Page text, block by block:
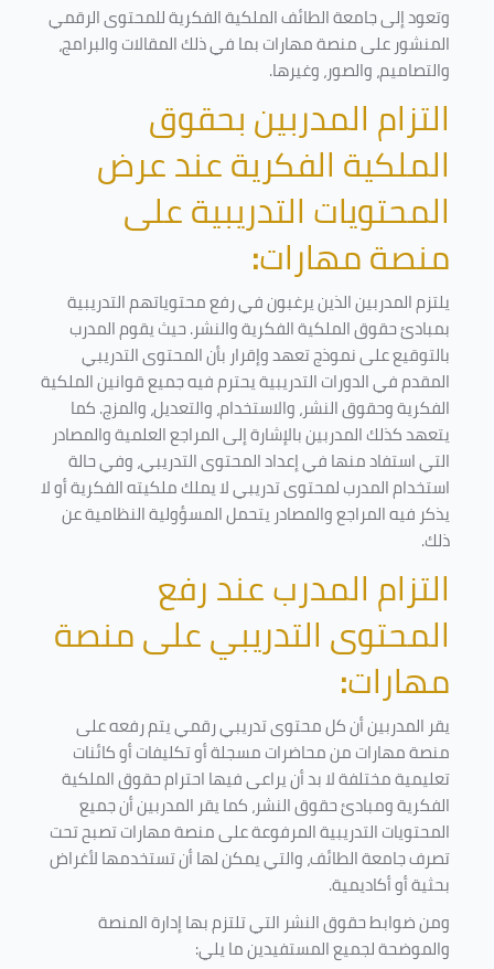
وتعود إلى جامعة الطائف الملكية الفكرية للمحتوى الرقمي
المنشور على منصة مهارات بما في ذلك المقالات والبرامج،
والتصاميم، والصور، وغيرها.
التزام المدربين بحقوق
الملكية الفكرية عند عرض
المحتويات التدريبية على
منصة مهارات:
يلتزم المدربين الذين يرغبون في رفع محتوياتهم التدريبية
بمبادئ حقوق الملكية الفكرية والنشر. حيث يقوم المدرب
بالتوقيع على نموذج تعهد وإقرار بأن المحتوى التدريبي
المقدم في الدورات التدريبية يحترم فيه جميع قوانين الملكية
الفكرية وحقوق النشر، والاستخدام، والتعديل، والمزج. كما
يتعهد كذلك المدربين بالإشارة إلى المراجع العلمية والمصادر
التي استفاد منها في إعداد المحتوى التدريبي، وفي حالة
استخدام المدرب لمحتوى تدريبي لا يملك ملكيته الفكرية أو لا
يذكر فيه المراجع والمصادر يتحمل المسؤولية النظامية عن
ذلك.
التزام المدرب عند رفع
المحتوى التدريبي على منصة
مهارات:
يقر المدربين أن كل محتوى تدريبي رقمي يتم رفعه على
منصة مهارات من محاضرات مسجلة أو تكليفات أو كائنات
تعليمية مختلفة لا بد أن يراعى فيها احترام حقوق الملكية
الفكرية ومبادئ حقوق النشر، كما يقر المدربين أن جميع
المحتويات التدريبية المرفوعة على منصة مهارات تصبح تحت
تصرف جامعة الطائف، والتي يمكن لها أن تستخدمها لأغراض
بحثية أو أكاديمية.
ومن ضوابط حقوق النشر التي تلتزم بها إدارة المنصة
والموضحة لجميع المستفيدين ما يلي: